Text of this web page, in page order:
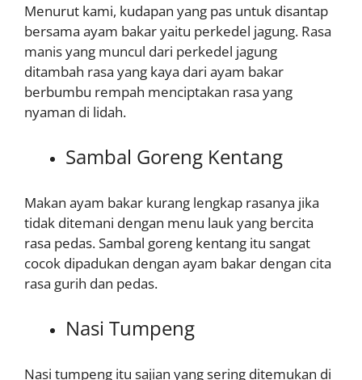
Menurut kami, kudapan yang pas untuk disantap
bersama ayam bakar yaitu perkedel jagung. Rasa
manis yang muncul dari perkedel jagung
ditambah rasa yang kaya dari ayam bakar
berbumbu rempah menciptakan rasa yang
nyaman di lidah.
Sambal Goreng Kentang
Makan ayam bakar kurang lengkap rasanya jika
tidak ditemani dengan menu lauk yang bercita
rasa pedas. Sambal goreng kentang itu sangat
cocok dipadukan dengan ayam bakar dengan cita
rasa gurih dan pedas.
Nasi Tumpeng
Nasi tumpeng itu sajian yang sering ditemukan di